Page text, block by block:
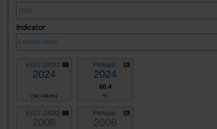
Indicator
EU27 (2020)
2024
(no values)
Portugal
2024
60.4
%
EU27 (2020)
2008
Portugal
2008